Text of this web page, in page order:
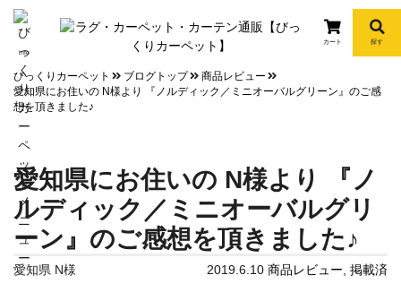
info
カート 探す
びっくりカーペット ブログトップ
商品レビュー
愛知県にお住いの N様より 『ノルディック／ミニオーバルグリーン』のご感
想を頂きました♪
愛知県にお住いの N様より 『ノ
ルディック／ミニオーバルグリ
ーン』のご感想を頂きました♪
愛知県 N様 2019.6.10 商品レビュー 掲載済